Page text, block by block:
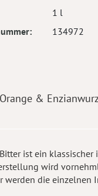
1 l
134972
&
ist ein klassischer
wird
werden die